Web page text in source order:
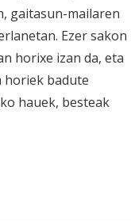
gaitasun-mailaren
Ezer sakon
horixe izan da, eta
horiek badute
hauek, besteak